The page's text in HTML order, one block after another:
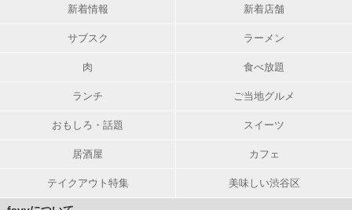
新着情報 新着店舗
サブスク ラーメン
肉 食べ放題
ランチ ご当地グルメ
おもしろ・話題 スイーツ
居酒屋 カフェ
テイクアウト特集 美味しい渋谷区